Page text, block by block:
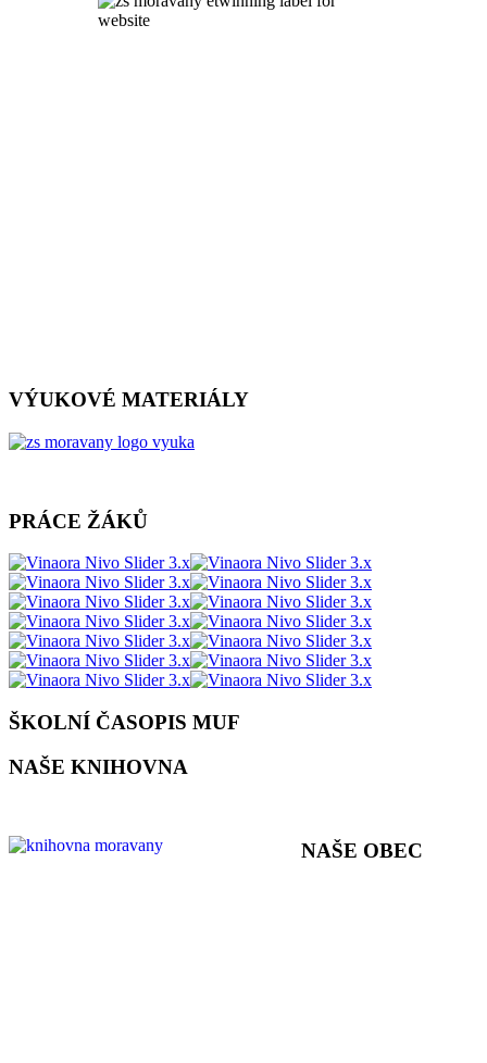
VÝUKOVÉ MATERIÁLY
PRÁCE ŽÁKŮ
ŠKOLNÍ ČASOPIS MUF
NAŠE KNIHOVNA
NAŠE OBEC